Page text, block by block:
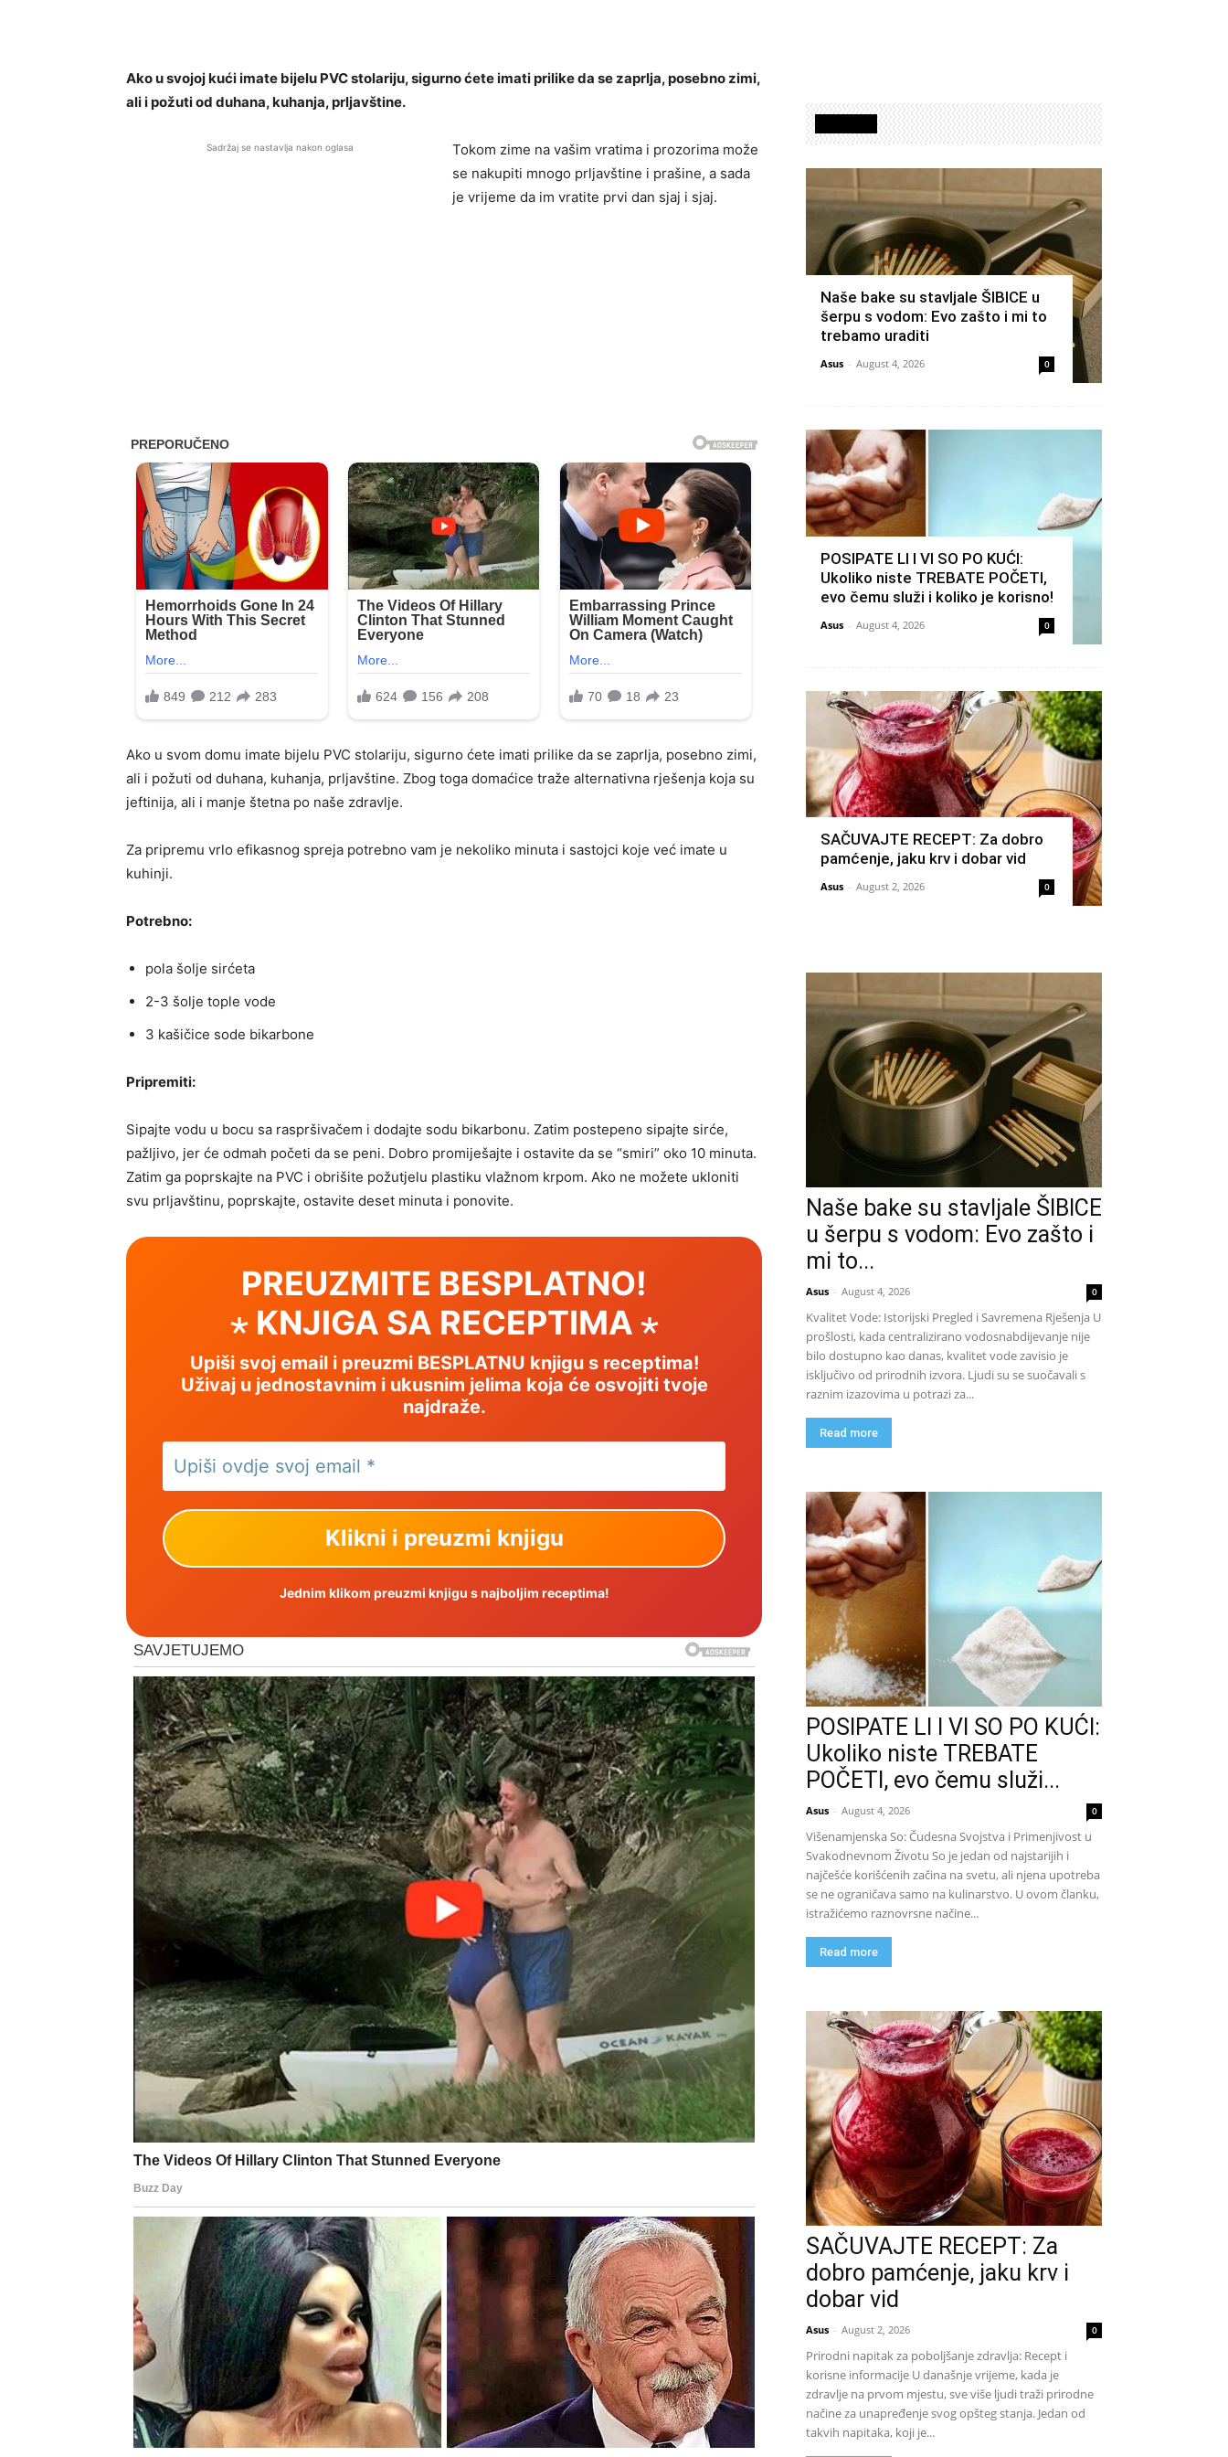
Ako u svojoj kući imate bijelu PVC stolariju, sigurno ćete imati prilike da se zaprlja, posebno zimi,
ali i požuti od duhana, kuhanja, prljavštine.
Sadržaj se nastavlja nakon oglasa
Tokom zime na vašim vratima i prozorima može
se nakupiti mnogo prljavštine i prašine, a sada
je vrijeme da im vratite prvi dan sjaj i sjaj.
Ako u svom domu imate bijelu PVC stolariju, sigurno ćete imati prilike da se zaprlja, posebno zimi,
ali i požuti od duhana, kuhanja, prljavštine. Zbog toga domaćice traže alternativna rješenja koja su
jeftinija, ali i manje štetna po naše zdravlje.
Za pripremu vrlo efikasnog spreja potrebno vam je nekoliko minuta i sastojci koje već imate u
kuhinji.
Potrebno:
pola šolje sirćeta
2-3 šolje tople vode
3 kašičice sode bikarbone
Pripremiti:
Sipajte vodu u bocu sa raspršivačem i dodajte sodu bikarbonu. Zatim postepeno sipajte sirće,
pažljivo, jer će odmah početi da se peni. Dobro promiješajte i ostavite da se “smiri” oko 10 minuta.
Zatim ga poprskajte na PVC i obrišite požutjelu plastiku vlažnom krpom. Ako ne možete ukloniti
svu prljavštinu, poprskajte, ostavite deset minuta i ponovite.
PREUZMITE BESPLATNO!
⋆ KNJIGA SA RECEPTIMA ⋆
Upiši svoj email i preuzmi BESPLATNU knjigu s receptima!
Uživaj u jednostavnim i ukusnim jelima koja će osvojiti tvoje
najdraže.
Jednim klikom preuzmi knjigu s najboljim receptima!
Naše bake su stavljale ŠIBICE u
šerpu s vodom: Evo zašto i mi to
trebamo uraditi
Asus - August 4, 2026 0
POSIPATE LI I VI SO PO KUĆI:
Ukoliko niste TREBATE POČETI,
evo čemu služi i koliko je korisno!
Asus - August 4, 2026 0
SAČUVAJTE RECEPT: Za dobro
pamćenje, jaku krv i dobar vid
Asus - August 2, 2026 0
Naše bake su stavljale ŠIBICE
u šerpu s vodom: Evo zašto i
mi to...
Asus - August 4, 2026 0
Kvalitet Vode: Istorijski Pregled i Savremena Rješenja U
prošlosti, kada centralizirano vodosnabdijevanje nije
bilo dostupno kao danas, kvalitet vode zavisio je
isključivo od prirodnih izvora. Ljudi su se suočavali s
raznim izazovima u potrazi za...
Read more
POSIPATE LI I VI SO PO KUĆI:
Ukoliko niste TREBATE
POČETI, evo čemu služi...
Asus - August 4, 2026 0
Višenamjenska So: Čudesna Svojstva i Primenjivost u
Svakodnevnom Životu So je jedan od najstarijih i
najčešće korišćenih začina na svetu, ali njena upotreba
se ne ograničava samo na kulinarstvo. U ovom članku,
istražićemo raznovrsne načine...
Read more
SAČUVAJTE RECEPT: Za
dobro pamćenje, jaku krv i
dobar vid
Asus - August 2, 2026 0
Prirodni napitak za poboljšanje zdravlja: Recept i
korisne informacije U današnje vrijeme, kada je
zdravlje na prvom mjestu, sve više ljudi traži prirodne
načine za unapređenje svog opšteg stanja. Jedan od
takvih napitaka, koji je...